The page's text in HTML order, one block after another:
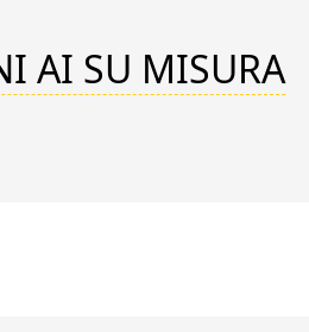
AI SU MISURA